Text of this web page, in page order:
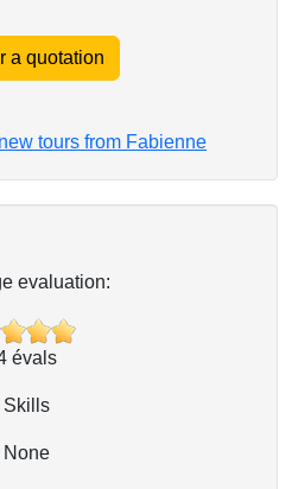
a quotation
tours from Fabienne
evaluation:
évals
Skills
None